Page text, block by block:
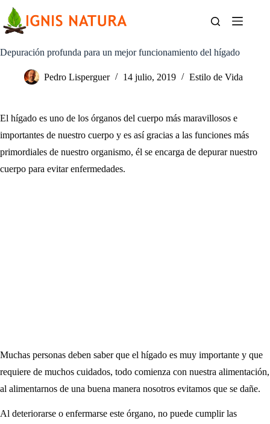
contenido
Depuración profunda para un mejor funcionamiento del hígado
Pedro Lisperguer 14 julio, 2019 Estilo de Vida
El hígado es uno de los órganos del cuerpo más maravillosos e
importantes de nuestro cuerpo y es así gracias a las funciones más
primordiales de nuestro organismo, él se encarga de depurar nuestro
cuerpo para evitar enfermedades.
Muchas personas deben saber que el hígado es muy importante y que
requiere de muchos cuidados, todo comienza con nuestra alimentación,
al alimentarnos de una buena manera nosotros evitamos que se dañe.
Al deteriorarse o enfermarse este órgano, no puede cumplir las